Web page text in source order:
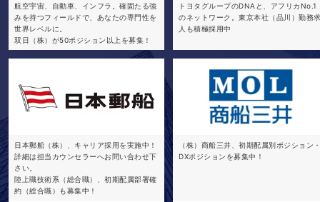
航空宇宙、自動車、インフラ。確固たる強
みを持つフィールドで、あなたの専門性を
世界レベルに。
双日（株）が50ポジション以上を募集！
トヨタグループのDNAと、アフリカNo.1
のネットワーク。東京本社（品川）勤務
人も積極採用中
日本郵船（株）、キャリア採用を実施中！
詳細は担当カウンセラーへお問い合わせ下
さい。
陸上職技術系（総合職）、初期配属部署確
約（総合職）も募集中！
（株）商船三井、初期配属別ポジション
DXポジションを募集中！